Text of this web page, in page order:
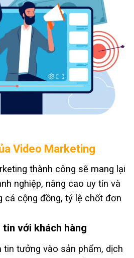
Video Marketing
thành công sẽ mang lại
nghiệp, nâng cao uy tín và
cả cộng đồng, tỷ lệ chốt đơn
với khách hàng
tin tưởng vào sản phẩm, dịch